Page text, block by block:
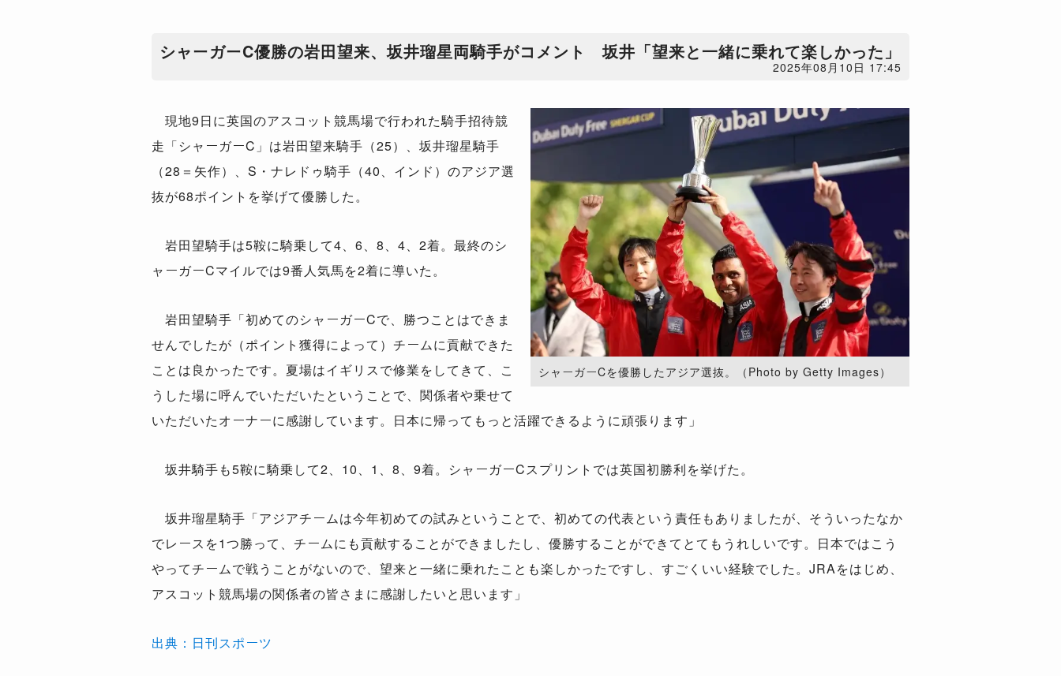
シャーガーC優勝の岩田望来、坂井瑠星両騎手がコメント 坂井「望来と一緒に乗れて楽しかった」
2025年08月10日 17:45
シャーガーCを優勝したアジア選抜。（Photo by Getty Images）
現地9日に英国のアスコット競馬場で行われた騎手招待競
走「シャーガーC」は岩田望来騎手（25）、坂井瑠星騎手
（28＝矢作）、S・ナレドゥ騎手（40、インド）のアジア選
抜が68ポイントを挙げて優勝した。
岩田望騎手は5鞍に騎乗して4、6、8、4、2着。最終のシ
ャーガーCマイルでは9番人気馬を2着に導いた。
岩田望騎手「初めてのシャーガーCで、勝つことはできま
せんでしたが（ポイント獲得によって）チームに貢献できた
ことは良かったです。夏場はイギリスで修業をしてきて、こ
うした場に呼んでいただいたということで、関係者や乗せて
いただいたオーナーに感謝しています。日本に帰ってもっと活躍できるように頑張ります」
坂井騎手も5鞍に騎乗して2、10、1、8、9着。シャーガーCスプリントでは英国初勝利を挙げた。
坂井瑠星騎手「アジアチームは今年初めての試みということで、初めての代表という責任もありましたが、そういったなか
でレースを1つ勝って、チームにも貢献することができましたし、優勝することができてとてもうれしいです。日本ではこう
やってチームで戦うことがないので、望来と一緒に乗れたことも楽しかったですし、すごくいい経験でした。JRAをはじめ、
アスコット競馬場の関係者の皆さまに感謝したいと思います」
出典：日刊スポーツ